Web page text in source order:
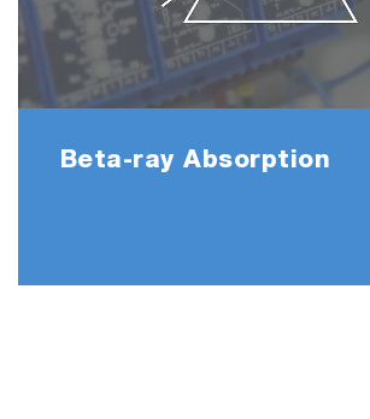
Beta-ray Absorption